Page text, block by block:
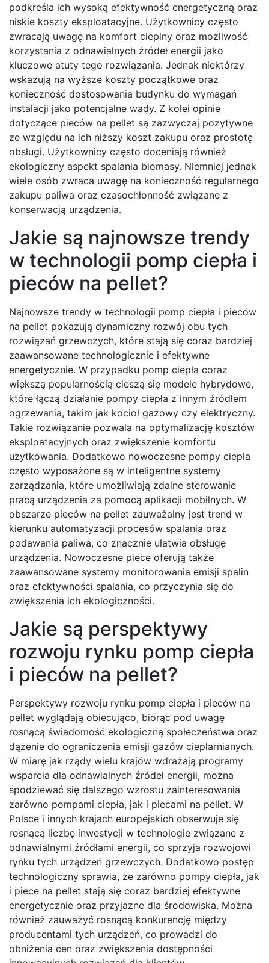
podkreśla ich wysoką efektywność energetyczną oraz
niskie koszty eksploatacyjne. Użytkownicy często
zwracają uwagę na komfort cieplny oraz możliwość
korzystania z odnawialnych źródeł energii jako
kluczowe atuty tego rozwiązania. Jednak niektórzy
wskazują na wyższe koszty początkowe oraz
konieczność dostosowania budynku do wymagań
instalacji jako potencjalne wady. Z kolei opinie
dotyczące pieców na pellet są zazwyczaj pozytywne
ze względu na ich niższy koszt zakupu oraz prostotę
obsługi. Użytkownicy często doceniają również
ekologiczny aspekt spalania biomasy. Niemniej jednak
wiele osób zwraca uwagę na konieczność regularnego
zakupu paliwa oraz czasochłonność związane z
konserwacją urządzenia.
Jakie są najnowsze trendy
w technologii pomp ciepła i
pieców na pellet?
Najnowsze trendy w technologii pomp ciepła i pieców
na pellet pokazują dynamiczny rozwój obu tych
rozwiązań grzewczych, które stają się coraz bardziej
zaawansowane technologicznie i efektywne
energetycznie. W przypadku pomp ciepła coraz
większą popularnością cieszą się modele hybrydowe,
które łączą działanie pompy ciepła z innym źródłem
ogrzewania, takim jak kocioł gazowy czy elektryczny.
Takie rozwiązanie pozwala na optymalizację kosztów
eksploatacyjnych oraz zwiększenie komfortu
użytkowania. Dodatkowo nowoczesne pompy ciepła
często wyposażone są w inteligentne systemy
zarządzania, które umożliwiają zdalne sterowanie
pracą urządzenia za pomocą aplikacji mobilnych. W
obszarze pieców na pellet zauważalny jest trend w
kierunku automatyzacji procesów spalania oraz
podawania paliwa, co znacznie ułatwia obsługę
urządzenia. Nowoczesne piece oferują także
zaawansowane systemy monitorowania emisji spalin
oraz efektywności spalania, co przyczynia się do
zwiększenia ich ekologiczności.
Jakie są perspektywy
rozwoju rynku pomp ciepła
i pieców na pellet?
Perspektywy rozwoju rynku pomp ciepła i pieców na
pellet wyglądają obiecująco, biorąc pod uwagę
rosnącą świadomość ekologiczną społeczeństwa oraz
dążenie do ograniczenia emisji gazów cieplarnianych.
W miarę jak rządy wielu krajów wdrażają programy
wsparcia dla odnawialnych źródeł energii, można
spodziewać się dalszego wzrostu zainteresowania
zarówno pompami ciepła, jak i piecami na pellet. W
Polsce i innych krajach europejskich obserwuje się
rosnącą liczbę inwestycji w technologie związane z
odnawialnymi źródłami energii, co sprzyja rozwojowi
rynku tych urządzeń grzewczych. Dodatkowo postęp
technologiczny sprawia, że zarówno pompy ciepła, jak
i piece na pellet stają się coraz bardziej efektywne
energetycznie oraz przyjazne dla środowiska. Można
również zauważyć rosnącą konkurencję między
producentami tych urządzeń, co prowadzi do
obniżenia cen oraz zwiększenia dostępności